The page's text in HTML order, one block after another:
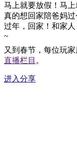
马上就要放假！马上
真的想回家陪爸妈
过年，回家！和家
~
6年没有回家了，想
玩大话6年没得过神
以么？
还有1个月倒计时，
又到春节，每位玩
直播栏目 。
进入分享